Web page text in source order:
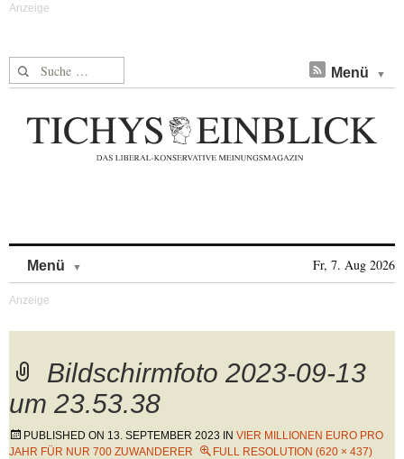
Suche nach: Menü
Menü Fr, 7. Aug 2026
Bildschirmfoto 2023-09-13
um 23.53.38
PUBLISHED ON 13. SEPTEMBER 2023 IN VIER MILLIONEN EURO PRO
JAHR FÜR NUR 700 ZUWANDERER
FULL RESOLUTION (620 × 437)